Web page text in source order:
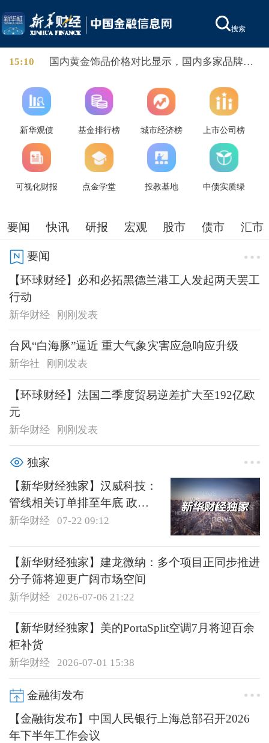
搜索
15:10
国内黄金饰品价格对比显示，国内多家品牌足
报1315元/克，周大福报价1308元/克，老庙黄
金报价1310元/克。
新华观债 基金排行榜 城市经济榜 上市公司榜
可视化财报 点金学堂 投教基地 中债实质绿
要闻 快讯 研报 宏观 股市 债市 汇市
要闻
【环球财经】必和必拓黑德兰港工人发起两天罢工
行动
新华财经 刚刚发表
台风“白海豚”逼近 重大气象灾害应急响应升级
新华社 刚刚发表
【环球财经】法国二季度贸易逆差扩大至192亿欧
元
新华财经 刚刚发表
独家
【新华财经独家】汉威科技：
管线相关订单排至年底 政策
红利仍处于释放期
新华财经 07-22 09:12
【新华财经独家】建龙微纳：多个项目正同步推进
分子筛将迎更广阔市场空间
新华财经 2026-07-06 21:22
【新华财经独家】美的PortaSplit空调7月将迎百余
柜补货
新华财经 2026-07-01 15:38
金融街发布
【金融街发布】中国人民银行上海总部召开2026
年下半年工作会议